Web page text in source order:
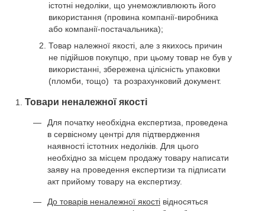
істотні недоліки, що унеможливлюють його
використання (провина компанії-виробника
або компанії-постачальника);
Товар належної якості, але з якихось причин
не підійшов покупцю, при цьому товар не був у
використанні, збережена цілісність упаковки
(пломби, тощо) та розрахунковий документ.
Товари неналежної якості
Для початку необхідна експертиза, проведена
в сервісному центрі для підтвердження
наявності істотних недоліків. Для цього
необхідно за місцем продажу товару написати
заяву на проведення експертизи та підписати
акт прийому товару на експертизу.
До товарів неналежної якості відносяться